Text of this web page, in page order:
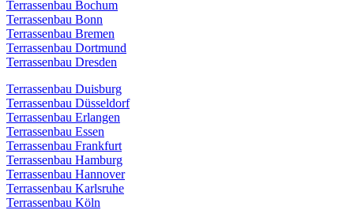
Terrassenbau Bochum
Terrassenbau Bonn
Terrassenbau Bremen
Terrassenbau Dortmund
Terrassenbau Dresden
Terrassenbau Duisburg
Terrassenbau Düsseldorf
Terrassenbau Erlangen
Terrassenbau Essen
Terrassenbau Frankfurt
Terrassenbau Hamburg
Terrassenbau Hannover
Terrassenbau Karlsruhe
Terrassenbau Köln